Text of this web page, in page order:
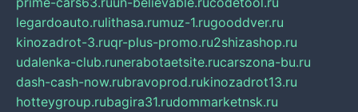
legardoauto.rulithasa.rumuz-1.rugooddver.ru
kinozadrot-3.ruqr-plus-promo.ru2shizashop.ru
udalenka-club.runerabotaetsite.rucarszona-bu.ru
dash-cash-now.rubravoprod.rukinozadrot13.ru
hotteygroup.rubagira31.rudommarketnsk.ru